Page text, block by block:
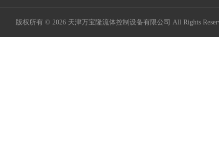
版权所有 © 2026 天津万宝隆流体控制设备有限公司 All Rights